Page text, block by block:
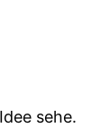
sehe.